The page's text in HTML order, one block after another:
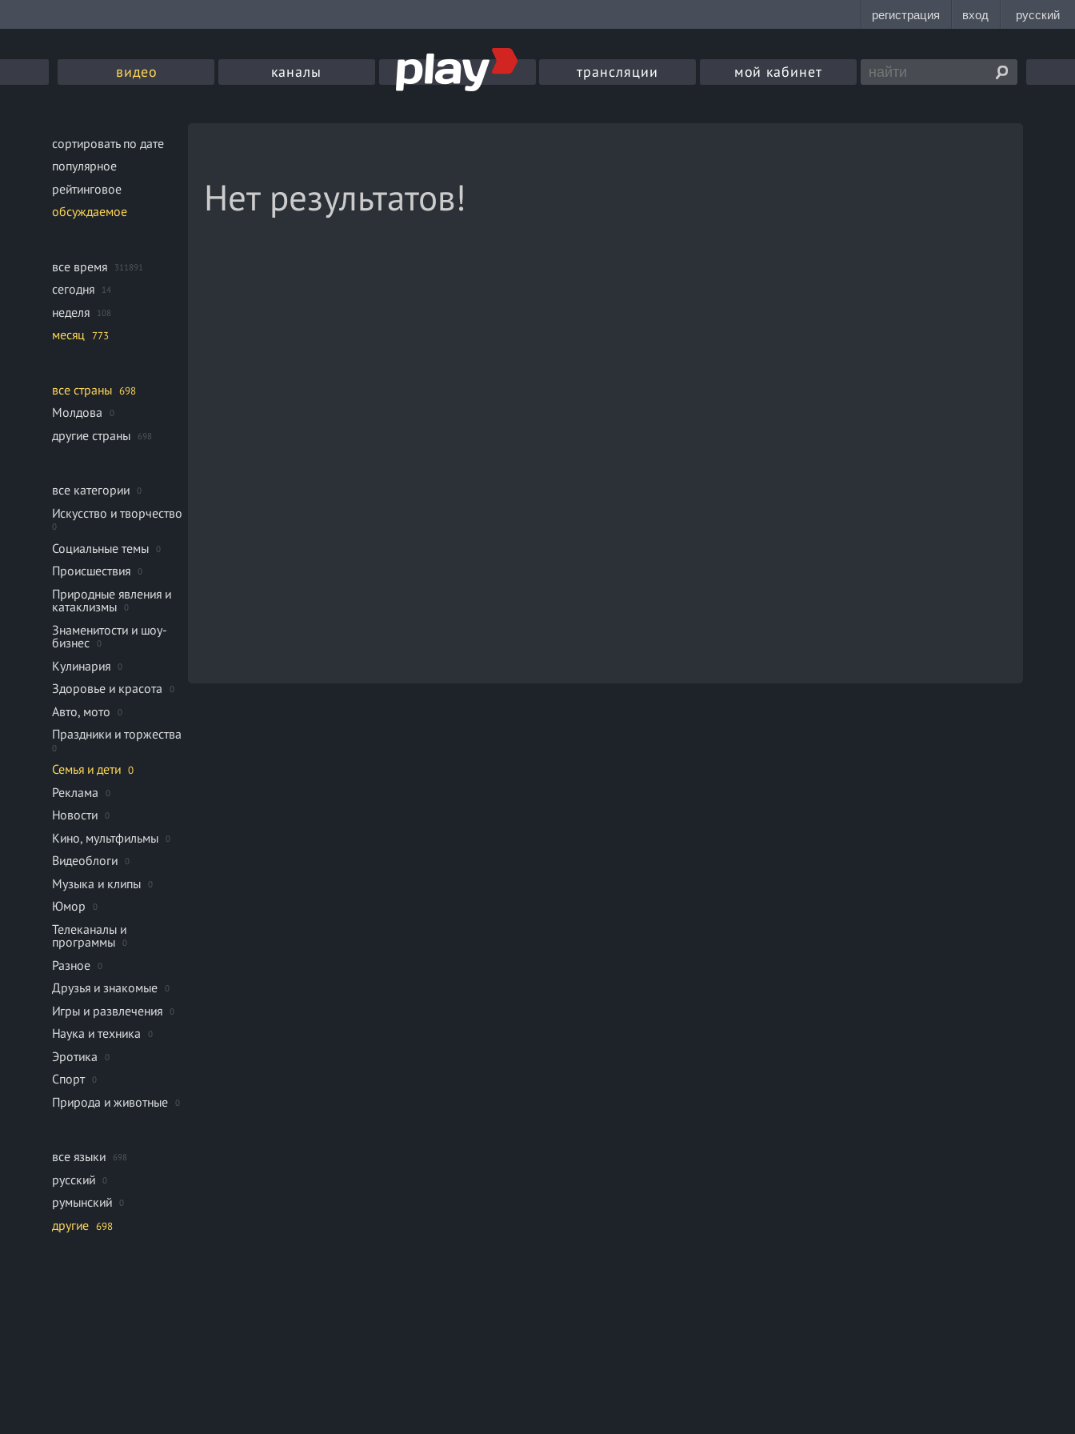
видео каналы трансляции мой кабинет
сортировать по дате
популярное
рейтинговое
обсуждаемое
все время 311891
сегодня 14
неделя 108
месяц 773
все страны 698
Молдова 0
другие страны 698
все категории 0
Искусство и творчество
0
Социальные темы 0
Происшествия 0
Природные явления и
катаклизмы
0
Знаменитости и шоу-
бизнес
0
Кулинария 0
Здоровье и красота 0
Авто, мото 0
Праздники и торжества
0
Семья и дети 0
Реклама 0
Новости 0
Кино, мультфильмы 0
Видеоблоги 0
Музыка и клипы 0
Юмор 0
Телеканалы и
программы
0
Разное 0
Друзья и знакомые 0
Игры и развлечения 0
Наука и техника 0
Эротика 0
Спорт 0
Природа и животные 0
все языки 698
русский 0
румынский 0
другие 698
Нет результатов!